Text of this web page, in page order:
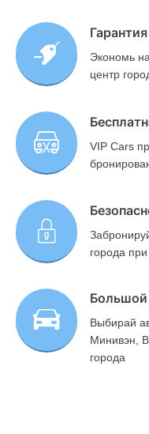
Экономь
центр
VIP Cars
города
Выбирай
Минивэн,
города